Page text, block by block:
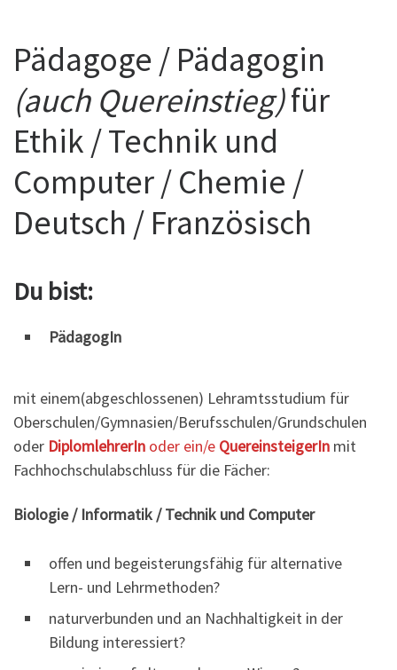
Pädagoge / Pädagogin
(auch Quereinstieg)für
Ethik / Technik und
Computer / Chemie /
Deutsch / Französisch
Du bist:
PädagogIn
mit einem(abgeschlossenen) Lehramtsstudium für
Oberschulen/Gymnasien/Berufsschulen/Grundschulen
oder DiplomlehrerIn oder ein/e QuereinsteigerIn mit
Fachhochschulabschluss für die Fächer:
Biologie / Informatik / Technik und Computer
offen und begeisterungsfähig für alternative
Lern- und Lehrmethoden?
naturverbunden und an Nachhaltigkeit in der
Bildung interessiert?